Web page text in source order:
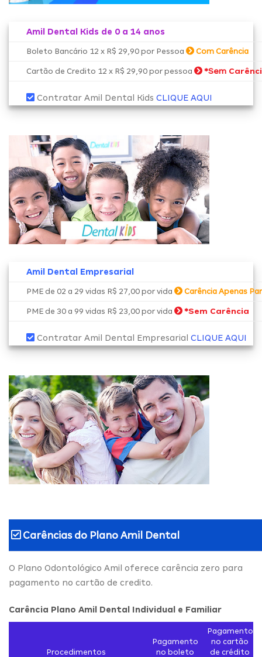
Amil Dental Kids de 0 a 14 anos
Boleto Bancário 12 x R$ 29,90 por Pessoa Com Carência
Cartão de Credito 12 x R$ 29,90 por pessoa *Sem
Contratar Amil Dental Kids CLIQUE AQUI
Amil Dental Empresarial
PME de 02 a 29 vidas R$ 27,00 por vida Carência Apenas
PME de 30 a 99 vidas R$ 23,00 por vida *Sem Carência
Contratar Amil Dental Empresarial CLIQUE AQUI
Carências do Plano Amil Dental
O Plano Odontológico Amil oferece carência zero para
pagamento no cartão de credito.
Carência Plano Amil Dental Individual e Familiar
Procedimentos
Pagamento
no boleto
Pagamento
no cartão
de crédito